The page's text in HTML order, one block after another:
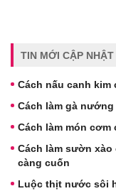
TIN MỚI CẬP NHẬT
Cách nấu canh
Cách làm gà
Cách làm món
Cách làm sườn xào
càng cuốn
Luộc thịt nước sôi